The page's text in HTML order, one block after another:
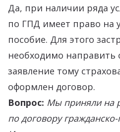
Да, при наличии ряда
по ГПД имеет право на
пособие. Для этого
необходимо направить
заявление тому
оформлен договор.
Вопрос: Мы приняли на
по договору